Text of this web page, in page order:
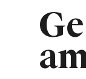
de